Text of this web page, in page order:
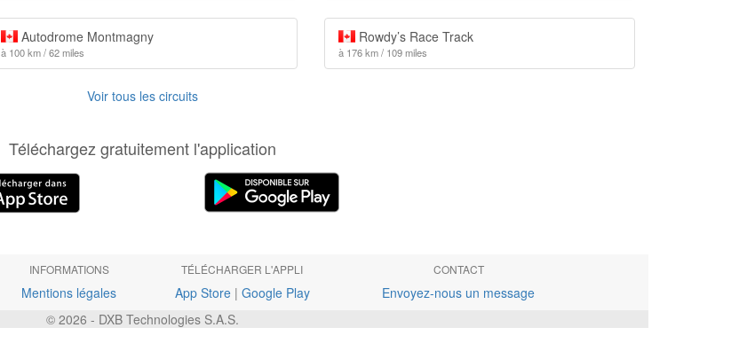
Autodrome Montmagny
à 100 km / 62 miles
Rowdy’s Race Track
à 176 km / 109 miles
Voir tous les circuits
Téléchargez gratuitement l'application
INFORMATIONS
Mentions légales
TÉLÉCHARGER L'APPLI
App Store| Google Play
CONTACT
Envoyez-nous un message
© 2026 - DXB Technologies S.A.S.